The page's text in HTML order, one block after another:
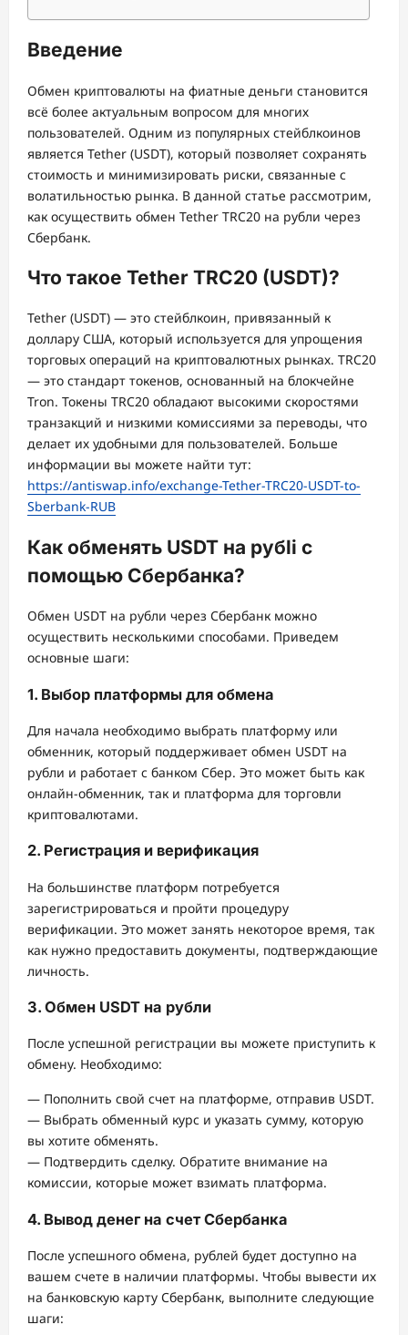
Введение
Обмен криптовалюты на фиатные деньги становится
всё более актуальным вопросом для многих
пользователей. Одним из популярных стейблкоинов
является Tether (USDT), который позволяет сохранять
стоимость и минимизировать риски, связанные с
волатильностью рынка. В данной статье рассмотрим,
как осуществить обмен Tether TRC20 на рубли через
Сбербанк.
Что такое Tether TRC20 (USDT)?
Tether (USDT) — это стейблкоин, привязанный к
доллару США, который используется для упрощения
торговых операций на криптовалютных рынках. TRC20
— это стандарт токенов, основанный на блокчейне
Tron. Токены TRC20 обладают высокими скоростями
транзакций и низкими комиссиями за переводы, что
делает их удобными для пользователей. Больше
информации вы можете найти тут:
https://antiswap.info/exchange-Tether-TRC20-USDT-to-
Sberbank-RUB
Как обменять USDT на рубli с
помощью Сбербанка?
Обмен USDT на рубли через Сбербанк можно
осуществить несколькими способами. Приведем
основные шаги:
1. Выбор платформы для обмена
Для начала необходимо выбрать платформу или
обменник, который поддерживает обмен USDT на
рубли и работает с банком Сбер. Это может быть как
онлайн-обменник, так и платформа для торговли
криптовалютами.
2. Регистрация и верификация
На большинстве платформ потребуется
зарегистрироваться и пройти процедуру
верификации. Это может занять некоторое время, так
как нужно предоставить документы, подтверждающие
личность.
3. Обмен USDT на рубли
После успешной регистрации вы можете приступить к
обмену. Необходимо:
— Пополнить свой счет на платформе, отправив USDT.
— Выбрать обменный курс и указать сумму, которую
вы хотите обменять.
— Подтвердить сделку. Обратите внимание на
комиссии, которые может взимать платформа.
4. Вывод денег на счет Сбербанка
После успешного обмена, рублей будет доступно на
вашем счете в наличии платформы. Чтобы вывести их
на банковскую карту Сбербанк, выполните следующие
шаги: